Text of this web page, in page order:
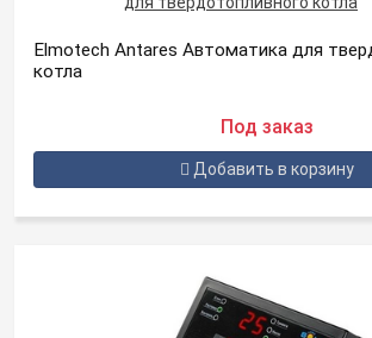
Elmotech Antares Автоматика для
котла
Под заказ
Добавить в корзину